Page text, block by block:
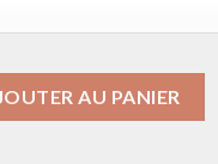
AU PANIER